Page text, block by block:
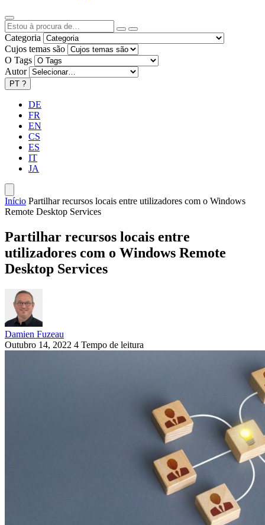
Categoria
Cujos temas são
O Tags
Autor
PT ?
DE
FR
EN
CS
ES
IT
JA
Início Partilhar recursos locais entre utilizadores com o Windows
Remote Desktop Services
Partilhar recursos locais entre
utilizadores com o Windows Remote
Desktop Services
Damien Fuzeau
Outubro 14, 2022 4 Tempo de leitura